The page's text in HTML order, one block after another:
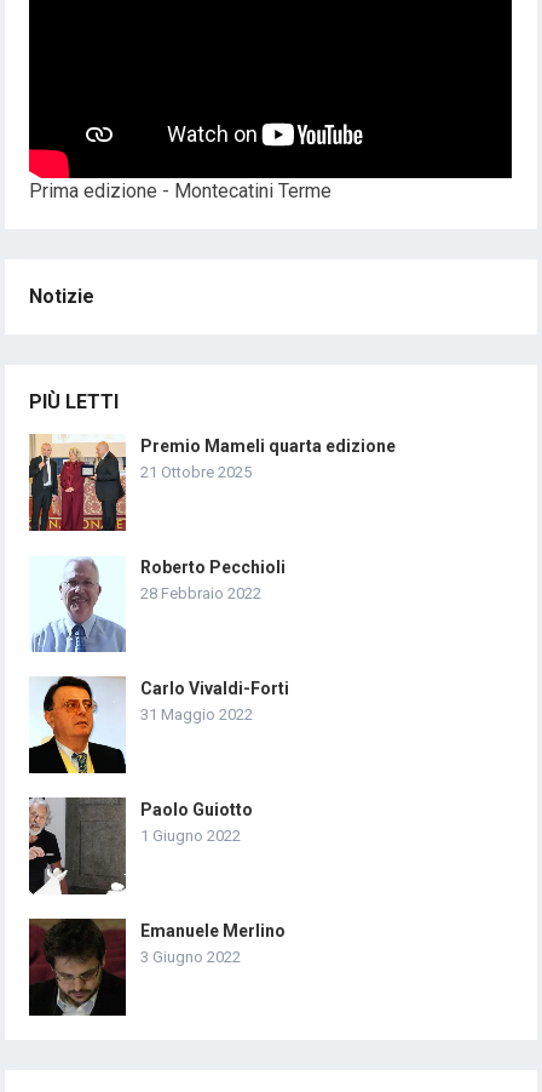
Prima edizione - Montecatini Terme
Notizie
PIÙ LETTI
Premio Mameli quarta edizione
21 Ottobre 2025
Roberto Pecchioli
28 Febbraio 2022
Carlo Vivaldi-Forti
31 Maggio 2022
Paolo Guiotto
1 Giugno 2022
Emanuele Merlino
3 Giugno 2022